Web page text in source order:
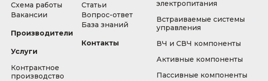
Схема работы
Вакансии
Производители
Услуги
Контрактное
производство
Статьи
Вопрос-ответ
База знаний
Контакты
электропитания
Встраиваемые системы
управления
ВЧ и СВЧ компоненты
Активные компоненты
Пассивные компоненты